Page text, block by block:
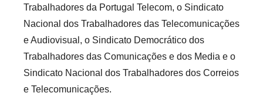
Trabalhadores da Portugal Telecom, o Sindicato
Nacional dos Trabalhadores das Telecomunicações
e Audiovisual, o Sindicato Democrático dos
Trabalhadores das Comunicações e dos Media e o
Sindicato Nacional dos Trabalhadores dos Correios
e Telecomunicações.